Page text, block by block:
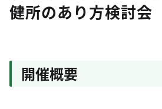
健所のあり方検討会
開催概要